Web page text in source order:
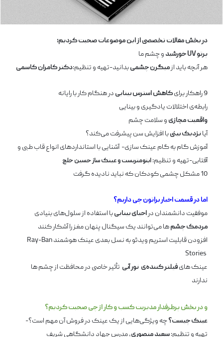
در بخش مقالات تخصصی از این موضوعات صحبت کردیم:
پرتوUVخورشید و چشم ما
هر آنچه باید ازمیگرن چشمیبدانید-تهیه و تنظیم:دکتر کامران کاسمی
9 راهکار برای کاهش استرس بینایی در هنگام کار با رایانه
رابطه‌­ی اختلالات یادگیری و بینایی
واقعیت مجازی و سلامت چشم
آیانزدیک‌ بینیبا افزایش سن پیشرفت می‌کند؟
آموزش گام ­به ­گام عینک ­سازی- آشنایی با استانداردهای انواع قاب طبی و
آفتابی-تهیه و تنظیم:اپتومتریست و عینک سازحسین خلج
10 مشکل چشمی کودکان که نباید نادیده گرفت
اما در قسمت اخبار براتون چی داریم؟
موفقیت دانشمندان دراحیای بیناییبا استفاده از سلول‌های بنیادی
مردمک چشم­ ها می­‌توانند یک سیگنال پنهان مغز را آشکار کنند
افزودن قابلیت استریم ویدئو به نسل بعدی عینک هوشمندRay-Ban
Stories
عینک­ هایفیلتر کننده‌ی نور آبی تأثیر خاصی در محافظت از چشم­ ها
ندارند
و در بخش پرطرفدار مدیریت کسب و کار از چی صحبت کردیم؟
عینک چیست؟چه ویژگی­‌هایی از یک عینک در فروش آن مهم است؟-
تهیه و تنظیم:سعید منصوری، مدرس جهاد دانشگاهی شریف